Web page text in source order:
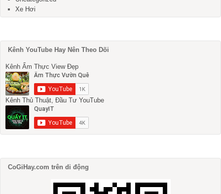
Xe Hơi
Kênh YouTube Hay Nên Theo Dõi
Kênh Ẩm Thực View Đẹp
Kênh Thủ Thuật, Đầu Tư YouTube
CoGiHay.com trên di động